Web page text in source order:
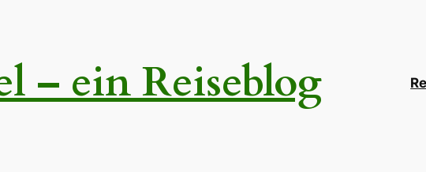
– ein Reiseblog